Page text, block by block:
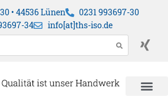
• 44536 Lünen
0231 993697-30
34
info[at]ths-iso.de